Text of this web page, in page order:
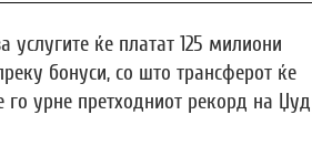
услугите ќе платат 125 милиони
бонуси, со што трансферот ќе
урне претходниот рекорд на Џуд